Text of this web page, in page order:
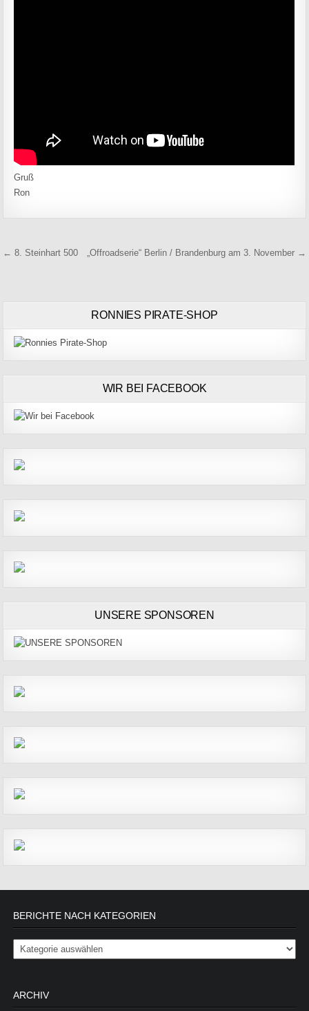
Gruß
Ron
Beitragsnavigation
← 8. Steinhart 500 „Offroadserie“ Berlin / Brandenburg am 3. November →
RONNIES PIRATE-SHOP
WIR BEI FACEBOOK
UNSERE SPONSOREN
BERICHTE NACH KATEGORIEN
Berichte nach Kategorien
ARCHIV